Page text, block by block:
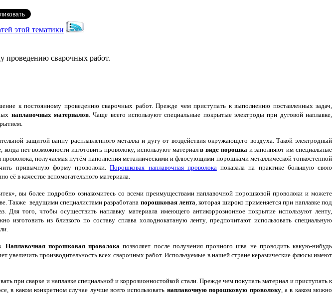
этой тематики
проведению сварочных работ.
к постоянному проведению сварочных работ. Прежде чем приступать к выполнению поставленных задач,
наплавочных материалов . Чаще всего используют специальные покрытые электроды при дуговой наплавке,
защитой ванну расплавленного металла и дугу от воздействия окружающего воздуха. Такой электродный
когда нет возможности изготовить проволоку, используют материалв виде порошка и заполняют им специальные
получаемая путём наполнения металлическими и флюсующими порошками металлической тонкостенной
привычную форму проволоки.Порошковая наплавочная проволока показала на практике большую свою
её в качестве вспомогательного материала.
вы более подробно ознакомитесь со всеми преимуществами наплавочной порошковой проволоки и можете
Также ведущими специалистами разработана порошковая лента , которая широко применяется при наплавке под
того, чтобы осуществить наплавку материала имеющего антикоррозионное покрытие используют ленту,
изготовить из близкого по составу сплава холоднокатаную ленту, предпочитают использовать специальную
Наплавочная порошковая проволока позволяет после получения прочного шва не проводить какую-нибудь
производительность всех сварочных работ. Используемые в нашей стране керамические флюсы имеют
при сварке и наплавке специальной и коррозионностойкой стали. Прежде чем покупать материал и приступать к
в каком конкретном случае лучше всего использовать наплавочную порошковую проволоку, а в каком можно